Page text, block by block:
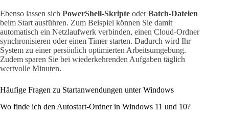
Ebenso lassen sich PowerShell-Skripte oderBatch-Dateien
beim Start ausführen. Zum Beispiel können Sie damit
automatisch ein Netzlaufwerk verbinden, einen Cloud-Ordner
synchronisieren oder einen Timer starten. Dadurch wird Ihr
System zu einer persönlich optimierten Arbeitsumgebung.
Zudem sparen Sie bei wiederkehrenden Aufgaben täglich
wertvolle Minuten.
Häufige Fragen zu Startanwendungen unter Windows
Wo finde ich den Autostart-Ordner in Windows 11 und 10?